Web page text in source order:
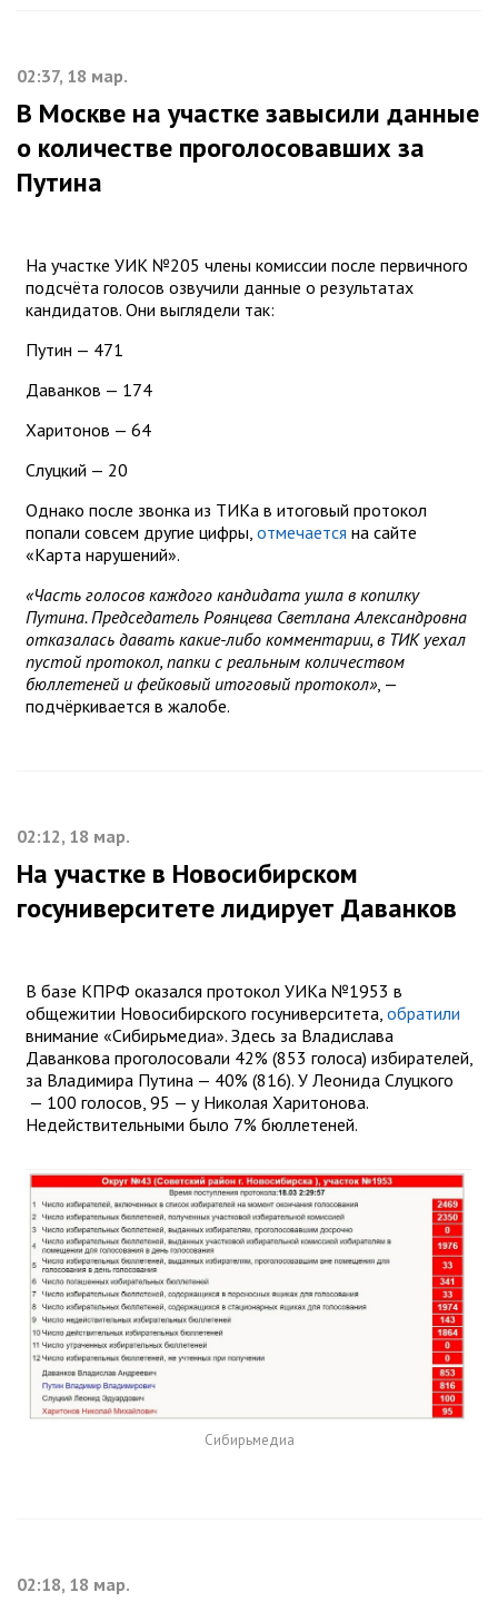
02:37, 18 мар.
В Москве на участке завысили данные
о количестве проголосовавших за
Путина
На участке УИК №205 члены комиссии после первичного
подсчёта голосов озвучили данные о результатах
кандидатов. Они выглядели так:
Путин — 471
Даванков — 174
Харитонов — 64
Слуцкий — 20
Однако после звонка из ТИКа в итоговый протокол
попали совсем другие цифры, отмечается на сайте
«Карта нарушений».
«Часть голосов каждого кандидата ушла в копилку
Путина. Председатель Роянцева Светлана Александровна
отказалась давать какие-либо комментарии, в ТИК уехал
пустой протокол, папки с реальным количеством
бюллетеней и фейковый итоговый протокол», —
подчёркивается в жалобе.
02:12, 18 мар.
На участке в Новосибирском
госуниверситете лидирует Даванков
В базе КПРФ оказался протокол УИКа №1953 в
общежитии Новосибирского госуниверситета, обратили
внимание «Сибирьмедиа»‎. Здесь за Владислава
Даванкова проголосовали 42% (853 голоса) избирателей,
за Владимира Путина — 40% (816). У Леонида Слуцкого
— 100 голосов, 95 — у Николая Харитонова.
Недействительными было 7% бюллетеней.
Сибирьмедиа
02:18, 18 мар.